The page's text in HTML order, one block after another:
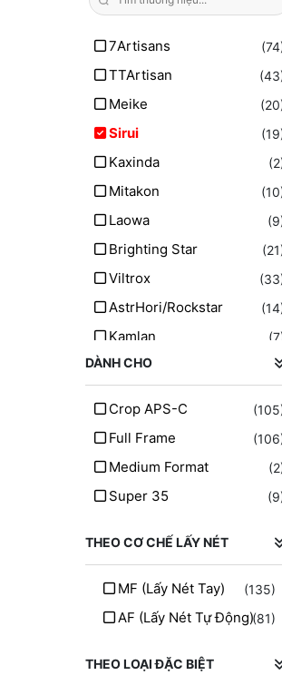
7Artisans
TTArtisan
Meike
Sirui
Kaxinda
Mitakon
Laowa
Brighting Star
Viltrox
AstrHori/Rockstar
Kamlan
Vistilen
Megadap
SG Image
Yongnou (5)
DÀNH CHO
Crop APS-C
Full Frame
Medium Format
Super 35
THEO CƠ CHẾ LẤY NÉT
MF (lấy Nét Tay) (135)
AF (lấy Nét Tự Động)(81)
THEO LOẠI ĐẶC BIỆT